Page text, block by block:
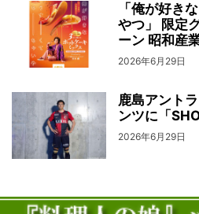
「俺が好き
やつ」 限定
ーン 昭和産
2026年6月29日
鹿島アント
ンツに「
2026年6月29日